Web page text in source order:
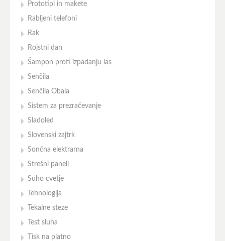
Prototipi in makete
Rabljeni telefoni
Rak
Rojstni dan
Šampon proti izpadanju las
Senčila
Senčila Obala
Sistem za prezračevanje
Sladoled
Slovenski zajtrk
Sončna elektrarna
Strešni paneli
Suho cvetje
Tehnologija
Tekalne steze
Test sluha
Tisk na platno